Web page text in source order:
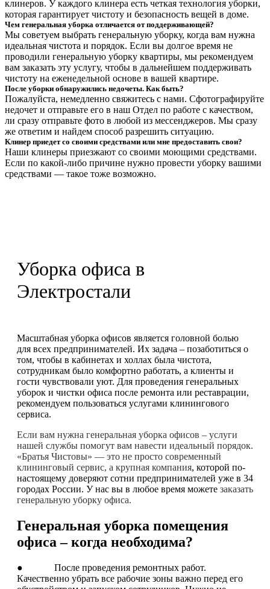
клинеров. У каждого клинера есть четкая технология уборки,
которая гарантирует чистоту и безопасность вещей в доме.
Чем генеральная уборка отличается от поддерживающей?
Мы советуем выбрать генеральную уборку, когда вам нужна
идеальная чистота и порядок. Если вы долгое время не
проводили генеральную уборку квартиры, мы рекомендуем
вам заказать эту услугу, чтобы в дальнейшем поддерживать
чистоту на еженедельной основе в вашей квартире.
После уборки обнаружились недочеты. Как быть?
Пожалуйста, немедленно свяжитесь с нами. Сфотографируйте
недочет и отправьте его в наш Отдел по работе с качеством,
ли сразу отправьте фото в любой из мессенджеров. Мы сразу
же ответим и найдем способ разрешить ситуацию.
Клинер приедет со своими средствами или мне предоставить свои?
Наши клинеры приезжают со своими моющими средствами.
Если по какой-либо причине нужно провести уборку вашими
средствами — такое тоже возможно.
Уборка офиса в
Электростали
Масштабная уборка офисов является головной болью
для всех предпринимателей. Их задача – позаботиться о
том, чтобы в кабинетах и холлах была чистота,
сотрудникам было комфортно работать, а клиенты и
гости чувствовали уют. Для проведения генеральных
уборок и чистки офиса после ремонта или реставрации,
рекомендуем пользоваться услугами клинингового
сервиса.
Если вам нужна генеральная уборка офисов – услуги
нашей службы помогут вам навести идеальный порядок.
«Братья Чистовы» — это не просто современный
клининговый сервис, а крупная компания, которой по-
настоящему доверяют сотни предпринимателей уже в 34
городах России. У нас вы в любое время можете заказать
генеральную уборку офиса.
Генеральная уборка помещения
офиса – когда необходима?
● После проведения ремонтных работ.
Качественно убрать все рабочие зоны важно перед его